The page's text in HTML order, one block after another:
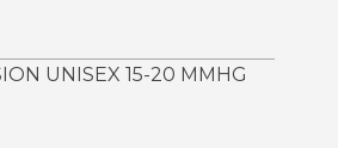
UNISEX 15-20 MMHG